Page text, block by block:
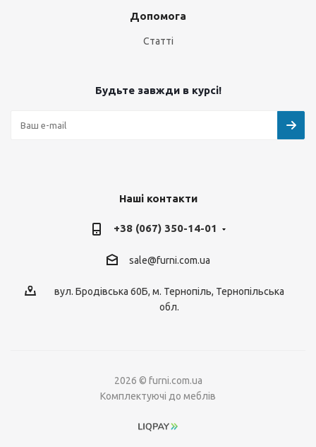
Допомога
Статті
Будьте завжди в курсі!
Наші контакти
+38 (067) 350-14-01
sale@furni.com.ua
вул. Бродівська 60Б, м. Тернопіль, Тернопільська
обл.
2026 © furni.com.ua
Комплектуючі до меблів